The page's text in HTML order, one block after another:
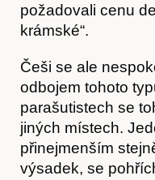
požadovali cenu
krámské“.
Češi se ale
odbojem tohoto
parašutistech se
jiných místech.
přinejmenším
výsadek, se